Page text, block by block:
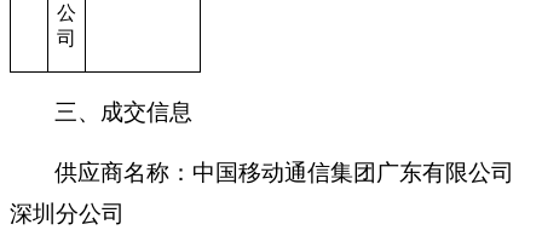
公
司
三、成交信息
供应商名称：中国移动通信集团广东有限公司
深圳分公司